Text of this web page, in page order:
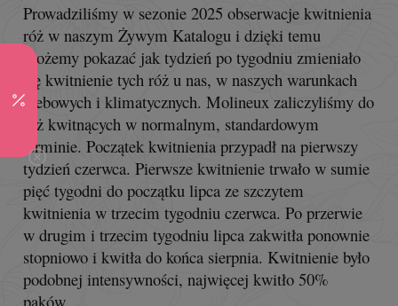
Prowadziliśmy w sezonie 2025 obserwacje kwitnienia
róż w naszym Żywym Katalogu i dzięki temu
możemy pokazać jak tydzień po tygodniu zmieniało
się kwitnienie tych róż u nas, w naszych warunkach
glebowych i klimatycznych. Molineux zaliczyliśmy do
róż kwitnących w normalnym, standardowym
terminie. Początek kwitnienia przypadł na pierwszy
tydzień czerwca. Pierwsze kwitnienie trwało w sumie
pięć tygodni do początku lipca ze szczytem
kwitnienia w trzecim tygodniu czerwca. Po przerwie
w drugim i trzecim tygodniu lipca zakwitła ponownie
stopniowo i kwitła do końca sierpnia. Kwitnienie było
podobnej intensywności, najwięcej kwitło 50%
pąków.